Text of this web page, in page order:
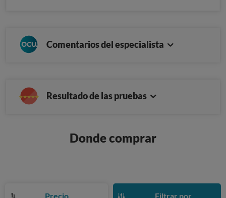
Comentarios del especialista
Resultado de las pruebas
Donde comprar
Precio Filtrar por